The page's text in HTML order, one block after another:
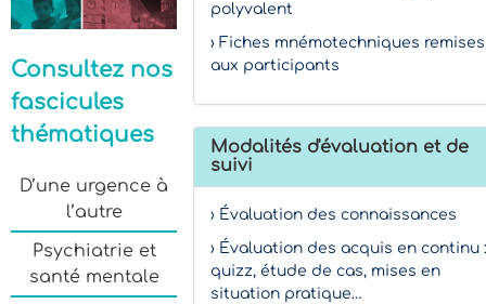
Consultez nos
fascicules
thématiques
D’une urgence à
l’autre
Psychiatrie et
santé mentale
polyvalent
› Fiches mnémotechniques remises
aux participants
Modalités d'évaluation et de
suivi
› Évaluation des connaissances
› Évaluation des acquis en continu :
quizz, étude de cas, mises en
situation pratique…